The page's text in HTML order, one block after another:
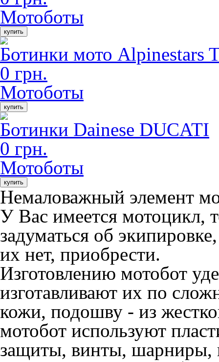
Мотоботы
купить
Ботинки мото Alpinestars
0 грн.
Мотоботы
купить
Ботинки Dainese DUCATI
0 грн.
Мотоботы
купить
Немаловажный элемент
У Вас имеется мотоцикл,
задуматься об
их нет, приобрести.
Изготовлению мотобот
изготавливают их по
кожи, подошву - из
мотобот используют
защиты, винты, шарниры,